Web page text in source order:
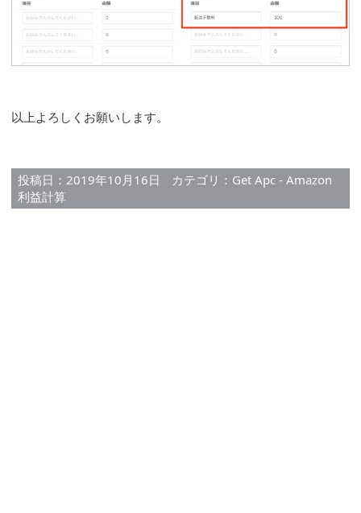
以上よろしくお願いします。
投稿日：2019年10月16日 カテゴリ： Get Apc - Amazon
利益計算